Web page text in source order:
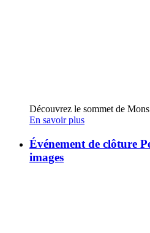
Découvrez le sommet de
En savoir plus
Événement de clôture
images